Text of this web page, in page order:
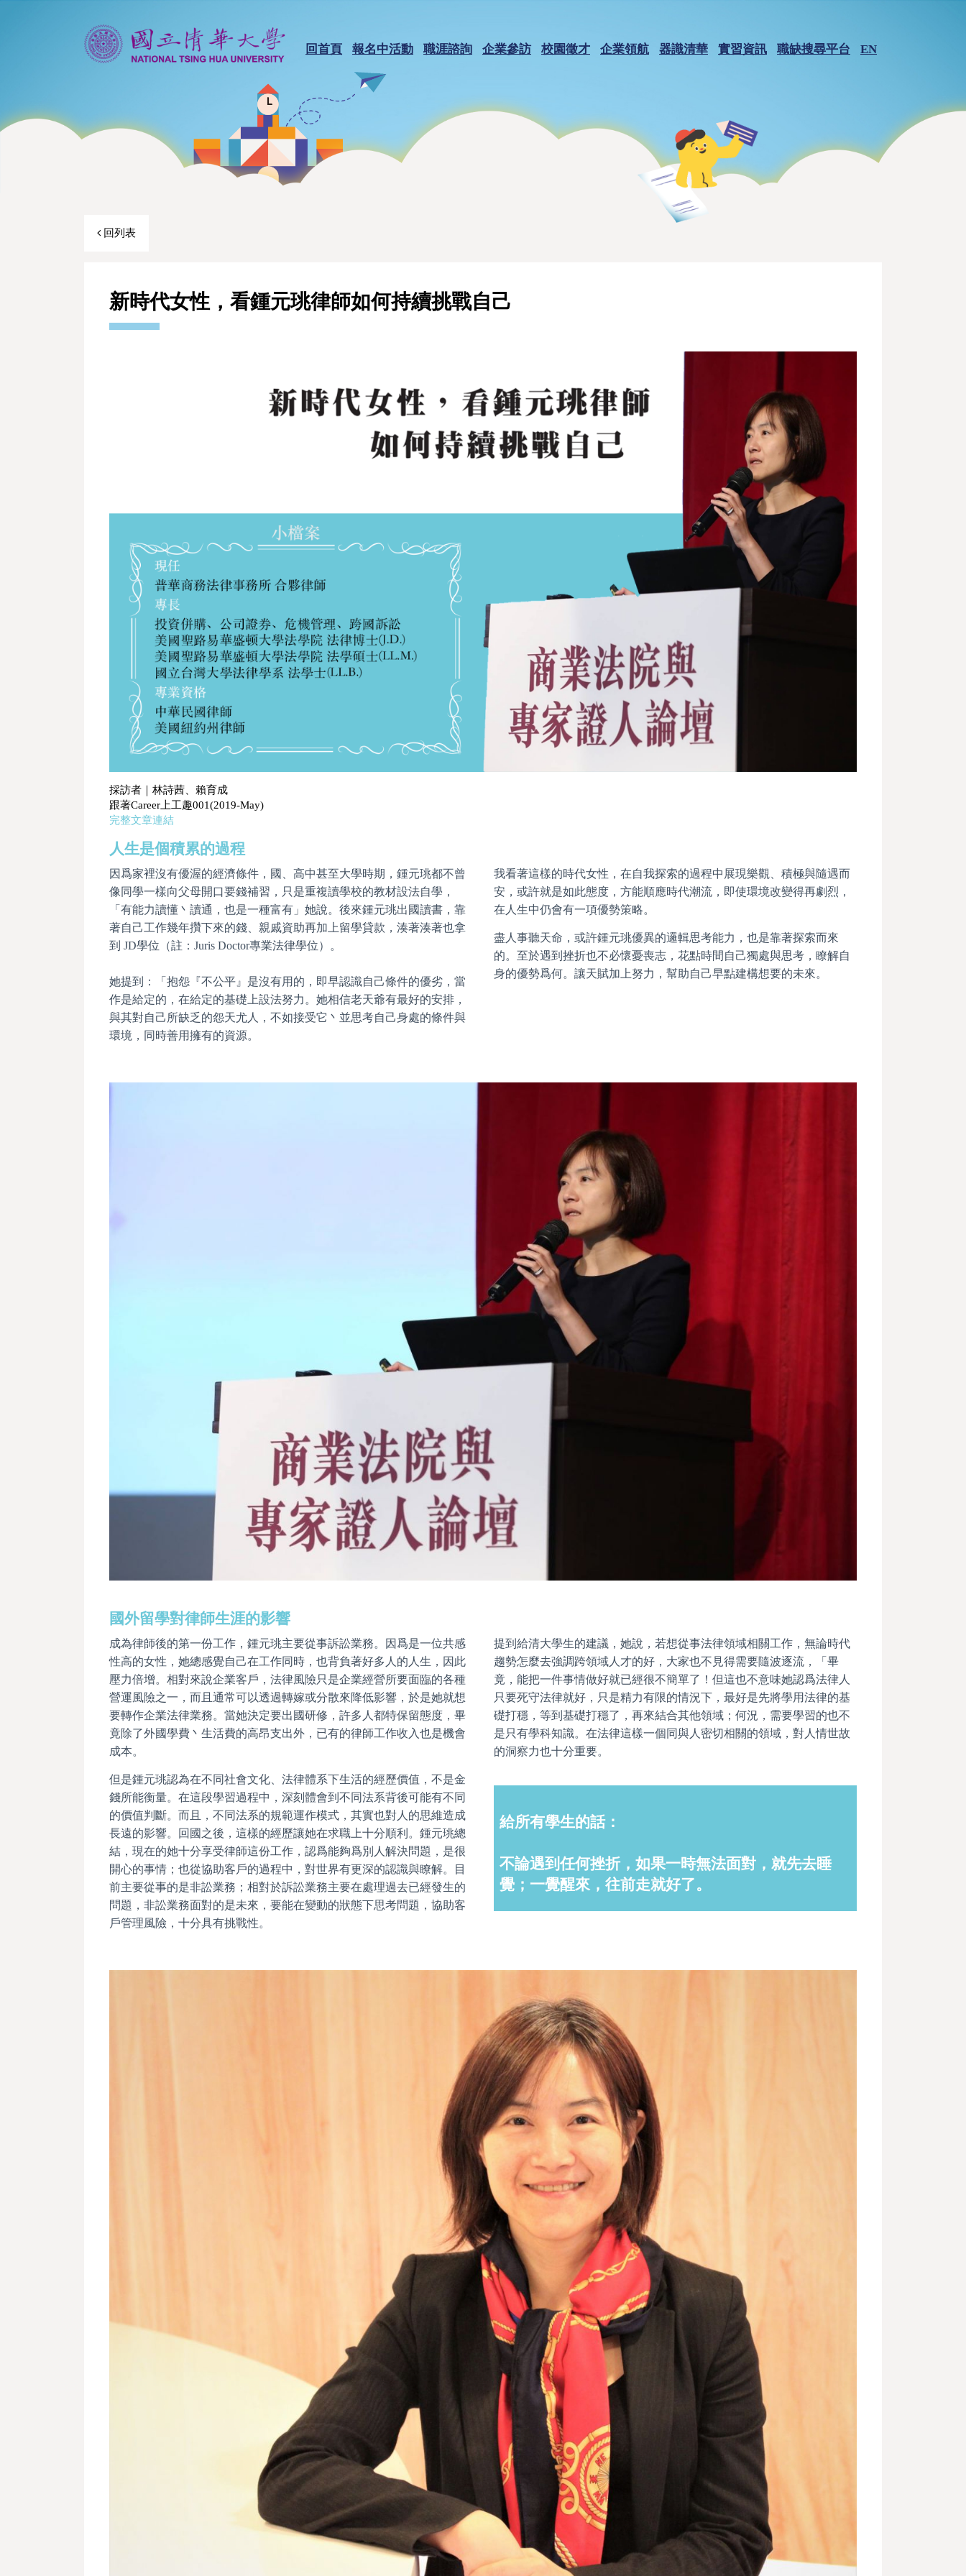
回首頁 報名中活動 職涯諮詢 企業參訪 校園徵才 企業領航 器識清華 實習資訊 職缺搜尋平台 EN
回列表
新時代女性，看鍾元珧律師如何持續挑戰自己
採訪者｜林詩茜、賴育成
跟著Career上工趣001(2019-May)
完整文章連結
人生是個積累的過程
因爲家裡沒有優渥的經濟條件，國、高中甚至大學時期，鍾元珧都不曾
像同學一樣向父母開口要錢補習，只是重複讀學校的教材設法自學，
「有能力讀懂丶讀通，也是一種富有」她說。後來鍾元珧出國讀書，靠
著自己工作幾年攢下來的錢、親戚資助再加上留學貸款，湊著湊著也拿
到 JD學位（註：Juris Doctor專業法律學位）。
她提到：「抱怨『不公平』是沒有用的，即早認識自己條件的優劣，當
作是給定的，在給定的基礎上設法努力。她相信老天爺有最好的安排，
與其對自己所缺乏的怨天尤人，不如接受它丶並思考自己身處的條件與
環境，同時善用擁有的資源。
我看著這樣的時代女性，在自我探索的過程中展現樂觀、積極與隨遇而
安，或許就是如此態度，方能順應時代潮流，即使環境改變得再劇烈，
在人生中仍會有一項優勢策略。
盡人事聽天命，或許鍾元珧優異的邏輯思考能力，也是靠著探索而來
的。至於遇到挫折也不必懷憂喪志，花點時間自己獨處與思考，瞭解自
身的優勢爲何。讓天賦加上努力，幫助自己早點建構想要的未來。
國外留學對律師生涯的影響
成為律師後的第一份工作，鍾元珧主要從事訴訟業務。因爲是一位共感
性高的女性，她總感覺自己在工作同時，也背負著好多人的人生，因此
壓力倍增。相對來說企業客戶，法律風險只是企業經營所要面臨的各種
營運風險之一，而且通常可以透過轉嫁或分散來降低影響，於是她就想
要轉作企業法律業務。當她決定要出國研修，許多人都特保留態度，畢
竟除了外國學費丶生活費的高昂支出外，已有的律師工作收入也是機會
成本。
但是鍾元珧認為在不同社會文化、法律體系下生活的經歷價值，不是金
錢所能衡量。在這段學習過程中，深刻體會到不同法系背後可能有不同
的價值判斷。而且，不同法系的規範運作模式，其實也對人的思維造成
長遠的影響。回國之後，這樣的經歷讓她在求職上十分順利。鍾元珧總
結，現在的她十分享受律師這份工作，認爲能夠爲別人解決問題，是很
開心的事情；也從協助客戶的過程中，對世界有更深的認識與瞭解。目
前主要從事的是非訟業務；相對於訴訟業務主要在處理過去已經發生的
問題，非訟業務面對的是未來，要能在變動的狀態下思考問題，協助客
戶管理風險，十分具有挑戰性。
提到給清大學生的建議，她說，若想從事法律領域相關工作，無論時代
趨勢怎麼去強調跨領域人才的好，大家也不見得需要隨波逐流，「畢
竟，能把一件事情做好就已經很不簡單了！但這也不意味她認爲法律人
只要死守法律就好，只是精力有限的情況下，最好是先將學用法律的基
礎打穩，等到基礎打穩了，再來結合其他領域；何況，需要學習的也不
是只有學科知識。在法律這樣一個同與人密切相關的領域，對人情世故
的洞察力也十分重要。
給所有學生的話：
不論遇到任何挫折，如果一時無法面對，就先去睡
覺；一覺醒來，往前走就好了。